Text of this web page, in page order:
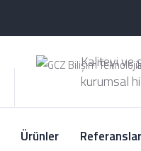
Kaliteyi ve
kurumsal
Ürünler